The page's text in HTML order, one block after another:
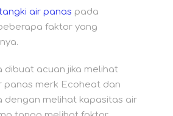
air panas pada
faktor yang
dibuat acuan jika melihat
panas merk Ecoheat dan
dengan melihat kapasitas air